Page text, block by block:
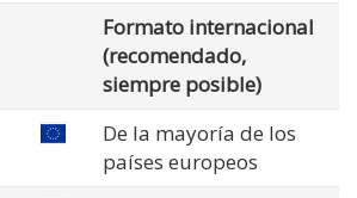
Formato internacional
(recomendado,
siempre posible)
De la mayoría de los
países europeos